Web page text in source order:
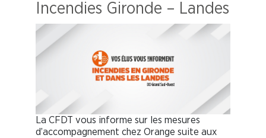
Incendies Gironde – Landes
La CFDT vous informe sur les mesures
d’accompagnement chez Orange suite aux